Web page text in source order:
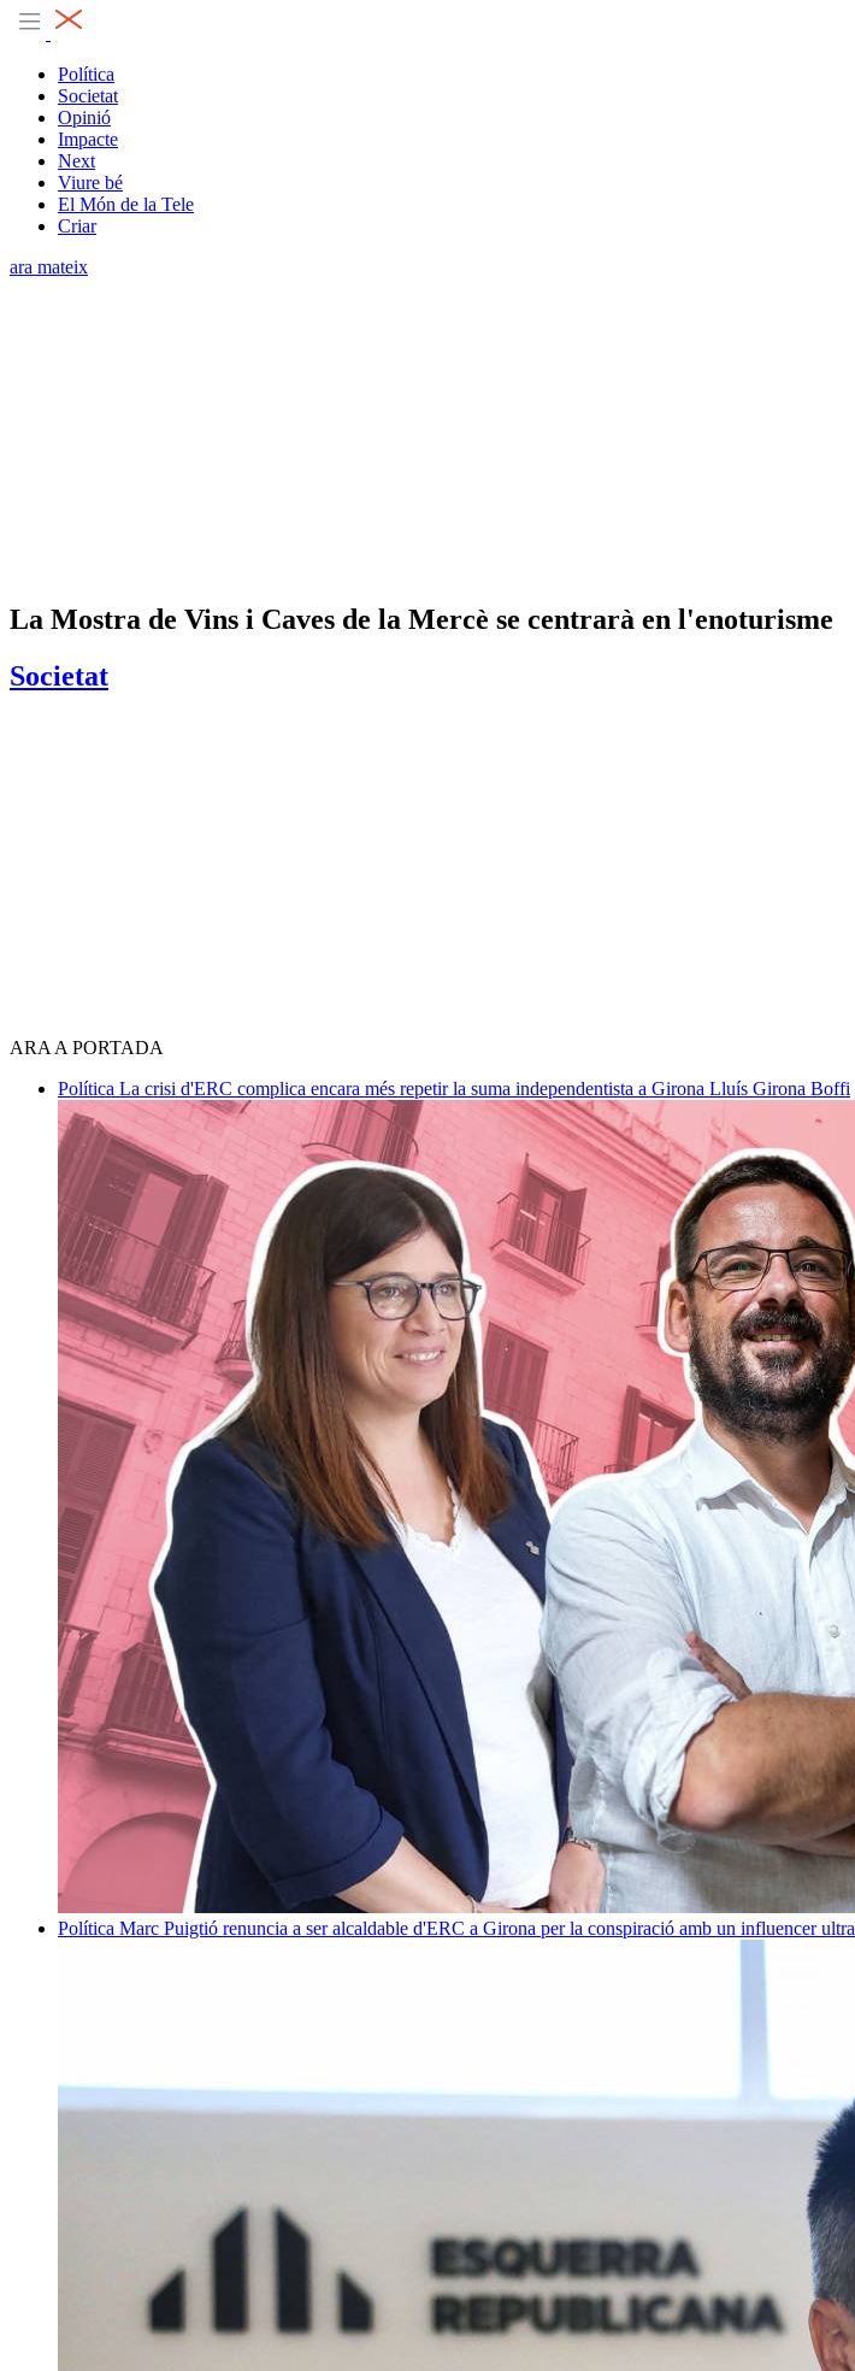
Política
Societat
Opinió
Impacte
Next
Viure bé
El Món de la Tele
Criar
ara mateix
La Mostra de Vins i Caves de la Mercè se centrarà en l'enoturisme
Societat
ARA A PORTADA
Política La crisi d'ERC complica encara més repetir la suma independentista a Girona Lluís Girona Boffi
Política Marc Puigtió renuncia a ser alcaldable d'ERC a Girona per la conspiració amb un influencer ultra